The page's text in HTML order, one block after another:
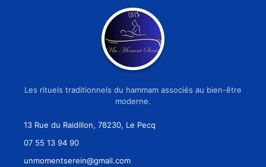
Les rituels traditionnels du hammam associés au bien-être
moderne.
13 Rue du Raidillon, 78230, Le Pecq
07 55 13 94 90
unmomentserein@gmail.com